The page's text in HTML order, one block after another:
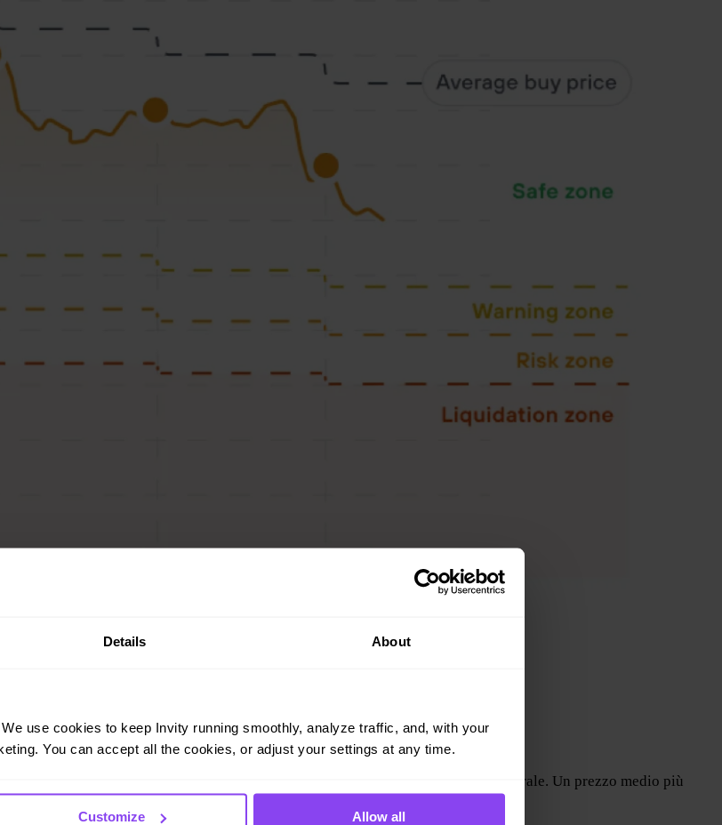
Details About
use cookies to keep Invity running smoothly, analyze traffic, and, with your
You can accept all the cookies, or adjust your settings at any time.
Customize Allow all
basso di prima, abbassa il prezzo medio d’acquisto sull’intero pool di collaterale. Un prezzo medio più